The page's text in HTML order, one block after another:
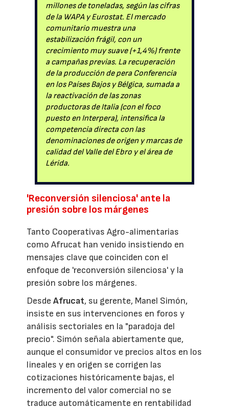
millones de toneladas, según las cifras
de la WAPA y Eurostat. El mercado
comunitario muestra una
estabilización frágil, con un
crecimiento muy suave (+1,4%) frente
a campañas previas. La recuperación
de la producción de pera Conferencia
en los Países Bajos y Bélgica, sumada a
la reactivación de las zonas
productoras de Italia (con el foco
puesto en Interpera), intensifica la
competencia directa con las
denominaciones de origen y marcas de
calidad del Valle del Ebro y el área de
Lérida.
'Reconversión silenciosa' ante la
presión sobre los márgenes
Tanto Cooperativas Agro-alimentarias
como Afrucat han venido insistiendo en
mensajes clave que coinciden con el
enfoque de 'reconversión silenciosa' y la
presión sobre los márgenes.
DesdeAfrucat, su gerente, Manel Simón,
insiste en sus intervenciones en foros y
análisis sectoriales en la "paradoja del
precio". Simón señala abiertamente que,
aunque el consumidor ve precios altos en los
lineales y en origen se corrigen las
cotizaciones históricamente bajas, el
incremento del valor comercial no se
traduce automáticamente en rentabilidad